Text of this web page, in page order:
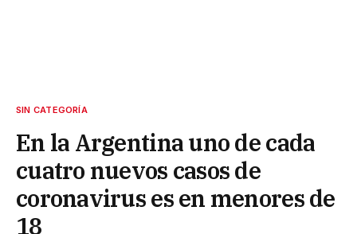
SIN CATEGORÍA
En la Argentina uno de cada
cuatro nuevos casos de
coronavirus es en menores de
18